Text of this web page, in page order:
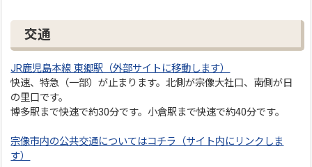
交通
JR鹿児島本線 東郷駅（外部サイトに移動します）
快速、特急（一部）が止まります。北側が宗像大社口、南側が日
の里口です。
博多駅まで快速で約30分です。小倉駅まで快速で約40分です。
宗像市内の公共交通についてはコチラ（サイト内にリンクしま
す）